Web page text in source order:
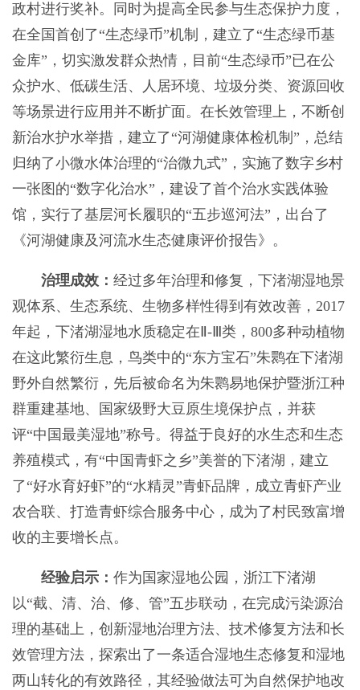
政村进行奖补。同时为提高全民参与生态保护力度，
在全国首创了“生态绿币”机制，建立了“生态绿币基
金库”，切实激发群众热情，目前“生态绿币”已在公
众护水、低碳生活、人居环境、垃圾分类、资源回收
等场景进行应用并不断扩面。在长效管理上，不断创
新治水护水举措，建立了“河湖健康体检机制”，总结
归纳了小微水体治理的“治微九式”，实施了数字乡村
一张图的“数字化治水”，建设了首个治水实践体验
馆，实行了基层河长履职的“五步巡河法”，出台了
《河湖健康及河流水生态健康评价报告》。
治理成效： 经过多年治理和修复，下渚湖湿地景
观体系、生态系统、生物多样性得到有效改善，2017
年起，下渚湖湿地水质稳定在Ⅱ-Ⅲ类，800多种动植物
在这此繁衍生息，鸟类中的“东方宝石”朱鹮在下渚湖
野外自然繁衍，先后被命名为朱鹮易地保护暨浙江种
群重建基地、国家级野大豆原生境保护点，并获
评“中国最美湿地”称号。得益于良好的水生态和生态
养殖模式，有“中国青虾之乡”美誉的下渚湖，建立
了“好水育好虾”的“水精灵”青虾品牌，成立青虾产业
农合联、打造青虾综合服务中心，成为了村民致富增
收的主要增长点。
经验启示： 作为国家湿地公园，浙江下渚湖
以“截、清、治、修、管”五步联动，在完成污染源治
理的基础上，创新湿地治理方法、技术修复方法和长
效管理方法，探索出了一条适合湿地生态修复和湿地
两山转化的有效路径，其经验做法可为自然保护地改